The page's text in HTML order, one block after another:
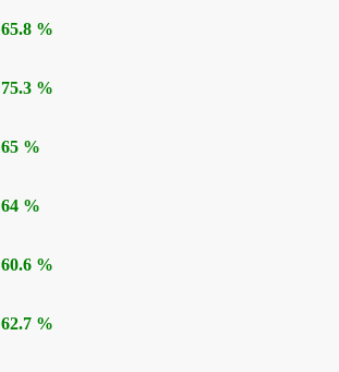
65.8 %
75.3 %
65 %
64 %
60.6 %
62.7 %